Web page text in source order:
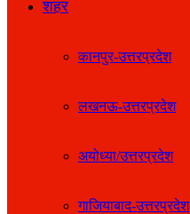
शहर
कानपुर-उत्तरप्रदेश
लखनऊ-उत्तरप्रदेश
अयोध्या/उत्तरप्रदेश
गाजियाबाद-उत्तरप्रदेश